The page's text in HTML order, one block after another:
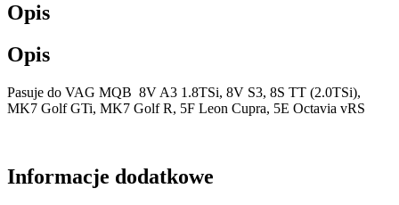
Opis
Opis
Pasuje do VAG MQB 8V A3 1.8TSi, 8V S3, 8S TT (2.0TSi),
MK7 Golf GTi, MK7 Golf R, 5F Leon Cupra, 5E Octavia vRS
Informacje dodatkowe